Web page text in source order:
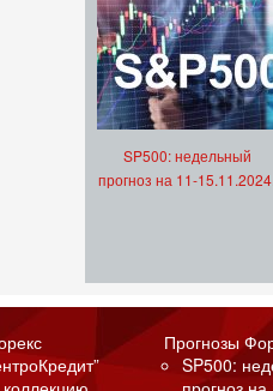
SP500: недельный
прогноз на 11-15.11.2024.
Прогнозы
SP500: